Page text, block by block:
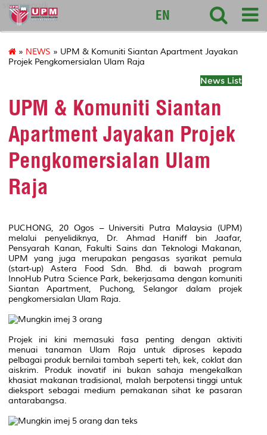
sciencepark
EN
» NEWS » UPM & Komuniti Siantan Apartment Jayakan
Projek Pengkomersialan Ulam Raja
News List
UPM & Komuniti Siantan
Apartment Jayakan Projek
Pengkomersialan Ulam
Raja
PUCHONG, 20 Ogos – Universiti Putra Malaysia (UPM)
melalui penyelidiknya, Dr. Ahmad Haniff bin Jaafar,
Pensyarah Kanan, Fakulti Sains dan Teknologi Makanan,
UPM yang juga merupakan pengasas syarikat pemula
(start-up) Astera Food Sdn. Bhd. di bawah program
InnoHub Putra Science Park, bekerjasama dengan komuniti
Siantan Apartment, Puchong, Selangor dalam projek
pengkomersialan Ulam Raja.
Projek ini kini memasuki fasa penting dengan aktiviti
menuai tanaman Ulam Raja untuk diproses kepada
pelbagai produk bernilai tambah seperti teh, kek, coklat dan
aiskrim. Produk inovatif ini bukan sahaja mengekalkan
khasiat makanan tradisional, malah berpotensi tinggi untuk
dieksport sebagai medium pemakanan sihat ke pasaran
antarabangsa.